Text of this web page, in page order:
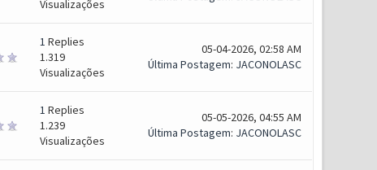
Visualizações
1 Replies
1.319
Visualizações
05-04-2026, 02:58 AM
Última Postagem: JACONOLASC
1 Replies
1.239
Visualizações
05-05-2026, 04:55 AM
Última Postagem: JACONOLASC